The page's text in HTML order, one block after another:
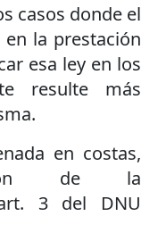
casos donde el
la prestación
esa ley en los
resulte más
en costas,
de la
3 del DNU